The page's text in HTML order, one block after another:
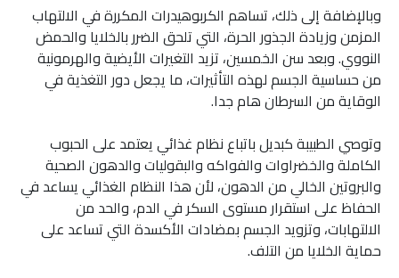
وبالإضافة إلى ذلك، تساهم الكربوهيدرات المكررة في الالتهاب
المزمن وزيادة الجذور الحرة، التي تلحق الضرر بالخلايا والحمض
النووي. وبعد سن الخمسين، تزيد التغيرات الأيضية والهرمونية
من حساسية الجسم لهذه التأثيرات، ما يجعل دور التغذية في
الوقاية من السرطان هام جدا.
وتوصي الطبيبة كبديل باتباع نظام غذائي يعتمد على الحبوب
الكاملة والخضراوات والفواكه والبقوليات والدهون الصحية
والبروتين الخالي من الدهون، لأن هذا النظام الغذائي يساعد في
الحفاظ على استقرار مستوى السكر في الدم، والحد من
الالتهابات، وتزويد الجسم بمضادات الأكسدة التي تساعد على
حماية الخلايا من التلف.